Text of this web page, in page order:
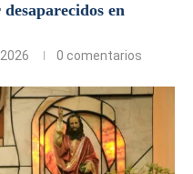
en
0 comentarios